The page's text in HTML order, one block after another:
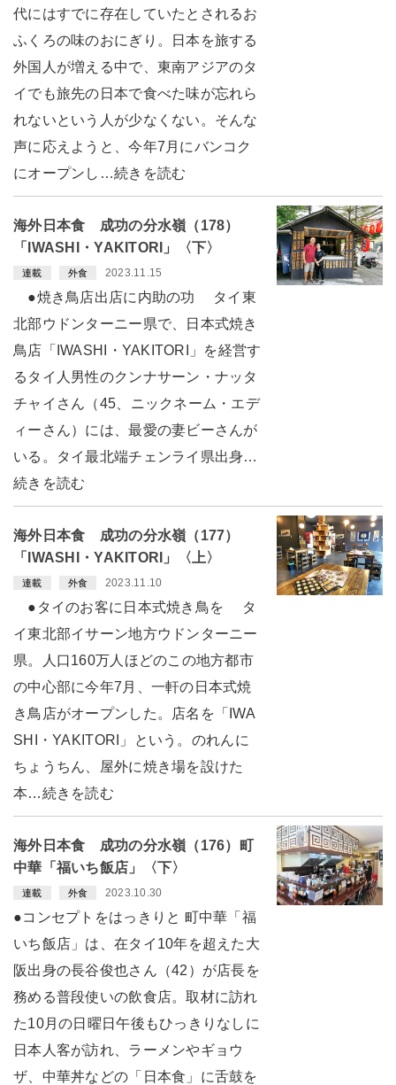
代にはすでに存在していたとされるお
ふくろの味のおにぎり。日本を旅する
外国人が増える中で、東南アジアのタ
イでも旅先の日本で食べた味が忘れら
れないという人が少なくない。そんな
声に応えようと、今年7月にバンコク
にオープンし…続きを読む
海外日本食 成功の分水嶺（178）
「IWASHI・YAKITORI」〈下〉
連載 外食 2023.11.15
●焼き鳥店出店に内助の功 タイ東
北部ウドンターニー県で、日本式焼き
鳥店「IWASHI・YAKITORI」を経営す
るタイ人男性のクンナサーン・ナッタ
チャイさん（45、ニックネーム・エデ
ィーさん）には、最愛の妻ビーさんが
いる。タイ最北端チェンライ県出身…
続きを読む
海外日本食 成功の分水嶺（177）
「IWASHI・YAKITORI」〈上〉
連載 外食 2023.11.10
●タイのお客に日本式焼き鳥を タ
イ東北部イサーン地方ウドンターニー
県。人口160万人ほどのこの地方都市
の中心部に今年7月、一軒の日本式焼
き鳥店がオープンした。店名を「IWA
SHI・YAKITORI」という。のれんに
ちょうちん、屋外に焼き場を設けた
本…続きを読む
海外日本食 成功の分水嶺（176）町
中華「福いち飯店」〈下〉
連載 外食 2023.10.30
●コンセプトをはっきりと 町中華「福
いち飯店」は、在タイ10年を超えた大
阪出身の長谷俊也さん（42）が店長を
務める普段使いの飲食店。取材に訪れ
た10月の日曜日午後もひっきりなしに
日本人客が訪れ、ラーメンやギョウ
ザ、中華丼などの「日本食」に舌鼓を